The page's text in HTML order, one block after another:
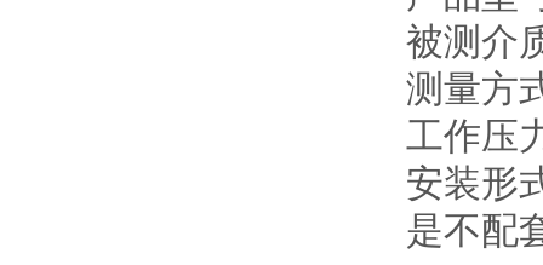
被测介
测量方
工作压
安装形
是不配